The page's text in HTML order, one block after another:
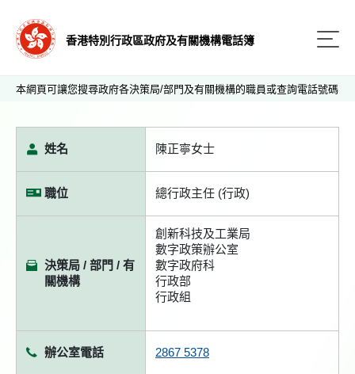
香港特別行政區政府及有關機構電話簿
本網頁可讓您搜尋政府各決策局/部門及有關機構的職員或查詢電話號碼
姓名 陳正寧女士
職位 總行政主任 (行政)
決策局 / 部門 / 有
關機構
創新科技及工業局
數字政策辦公室
數字政府科
行政部
行政組
辦公室電話 2867 5378